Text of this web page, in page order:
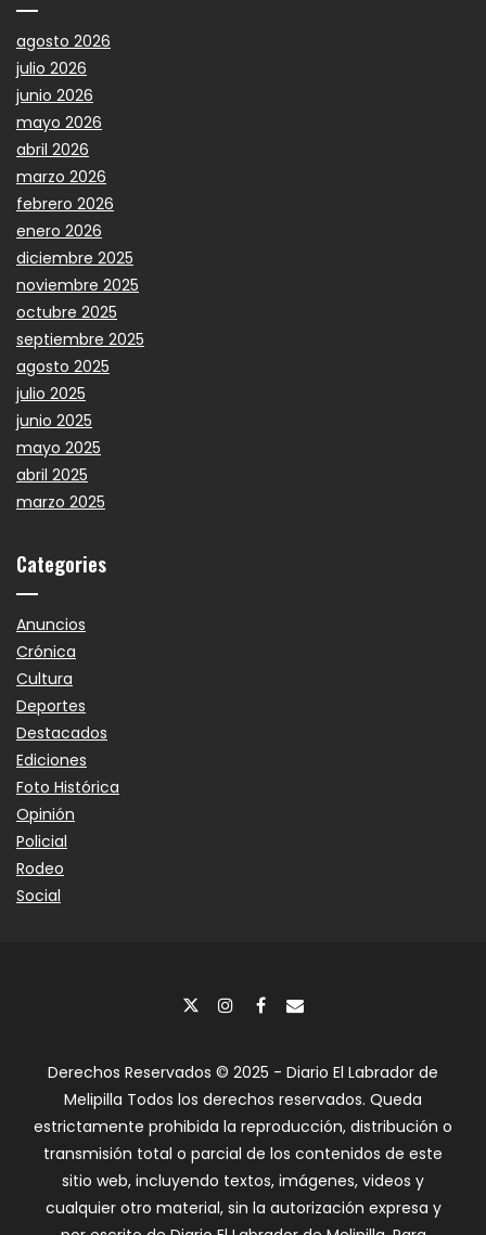
agosto 2026
julio 2026
junio 2026
mayo 2026
abril 2026
marzo 2026
febrero 2026
enero 2026
diciembre 2025
noviembre 2025
octubre 2025
septiembre 2025
agosto 2025
julio 2025
junio 2025
mayo 2025
abril 2025
marzo 2025
Categories
Anuncios
Crónica
Cultura
Deportes
Destacados
Ediciones
Foto Histórica
Opinión
Policial
Rodeo
Social
Derechos Reservados © 2025 - Diario El Labrador de
Melipilla Todos los derechos reservados. Queda
estrictamente prohibida la reproducción, distribución o
transmisión total o parcial de los contenidos de este
sitio web, incluyendo textos, imágenes, videos y
cualquier otro material, sin la autorización expresa y